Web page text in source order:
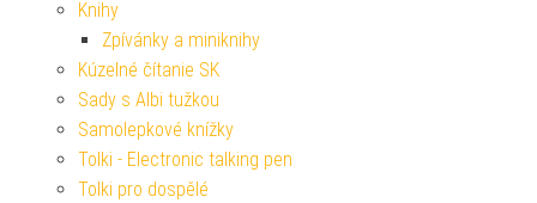
Knihy
Zpívánky a miniknihy
Kúzelné čítanie SK
Sady s Albi tužkou
Samolepkové knížky
Tolki - Electronic talking pen
Tolki pro dospělé